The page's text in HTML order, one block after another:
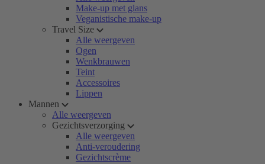
Make-up met glans
Veganistische make-up
Travel Size
Alle weergeven
Ogen
Wenkbrauwen
Teint
Accessoires
Lippen
Mannen
Alle weergeven
Gezichtsverzorging
Alle weergeven
Anti-veroudering
Gezichtscrème